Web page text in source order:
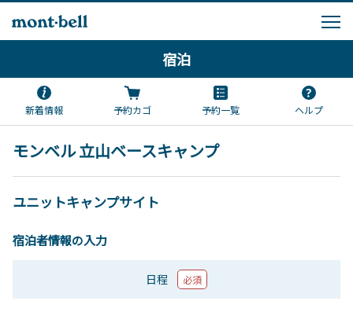
宿泊
新着情報 予約カゴ 予約一覧 ヘルプ
モンベル 立山ベースキャンプ
ユニットキャンプサイト
宿泊者情報の入力
日程 必須